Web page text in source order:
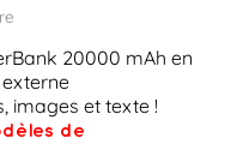
20000 mAh en
images et texte !
de